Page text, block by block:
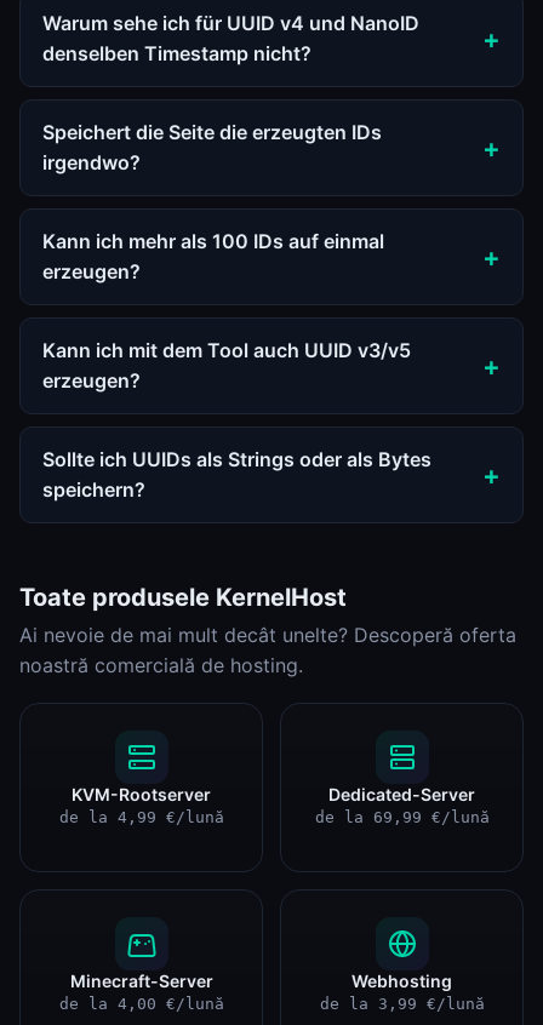
Warum sehe ich für UUID v4 und NanoID
denselben Timestamp nicht?
Speichert die Seite die erzeugten IDs
irgendwo?
Kann ich mehr als 100 IDs auf einmal
erzeugen?
Kann ich mit dem Tool auch UUID v3/v5
erzeugen?
Sollte ich UUIDs als Strings oder als Bytes
speichern?
Toate produsele KernelHost
Ai nevoie de mai mult decât unelte? Descoperă oferta
noastră comercială de hosting.
KVM-Rootserver
de la 4,99 €/lună
Dedicated-Server
de la 69,99 €/lună
Minecraft-Server
de la 4,00 €/lună
Webhosting
de la 3,99 €/lună